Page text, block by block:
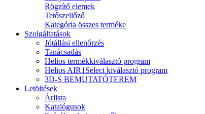
Rögzítő elemek
Tetőszellőző
Kategória összes terméke
Szolgáltatások
Jótállási ellenőrzés
Tanácsadás
Helios termékkiválasztó program
Helios AIR1Select kiválasztó program
3D-S BEMUTATÓTEREM
Letöltések
Árlista
Katalógusok